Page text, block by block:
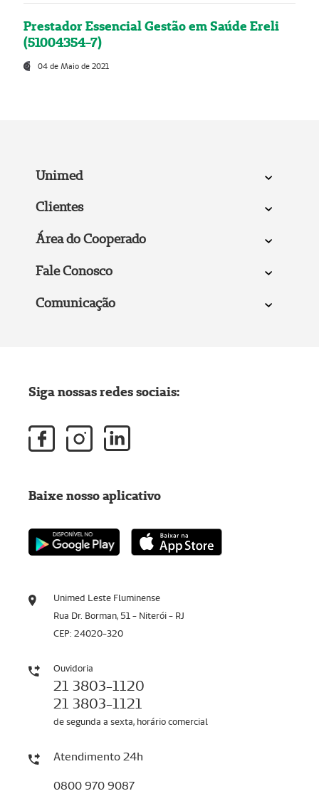
Prestador Essencial Gestão em Saúde Ereli
(51004354-7)
04 de Maio de 2021
Unimed
Clientes
Área do Cooperado
Fale Conosco
Comunicação
Unimed Leste Fluminense
Rua Dr. Borman, 51 - Niterói - RJ
CEP: 24020-320
Ouvidoria
21 3803-1120
21 3803-1121
de segunda a sexta, horário comercial
Atendimento 24h
0800 970 9087
Siga nossas redes sociais:
Baixe nosso aplicativo